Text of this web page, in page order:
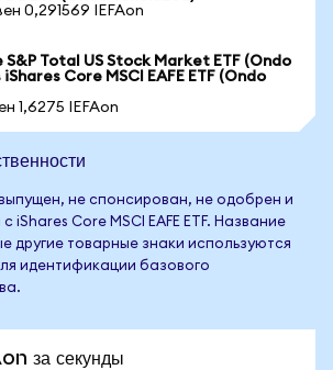
0,291569 IEFAon
S&P Total US Stock Market ETF (Ondo
Core MSCI EAFE ETF (Ondo
1,6275 IEFAon
не спонсирован, не одобрен и
Core MSCI EAFE ETF. Название
другие товарные знаки используются
идентификации базового
за секунды